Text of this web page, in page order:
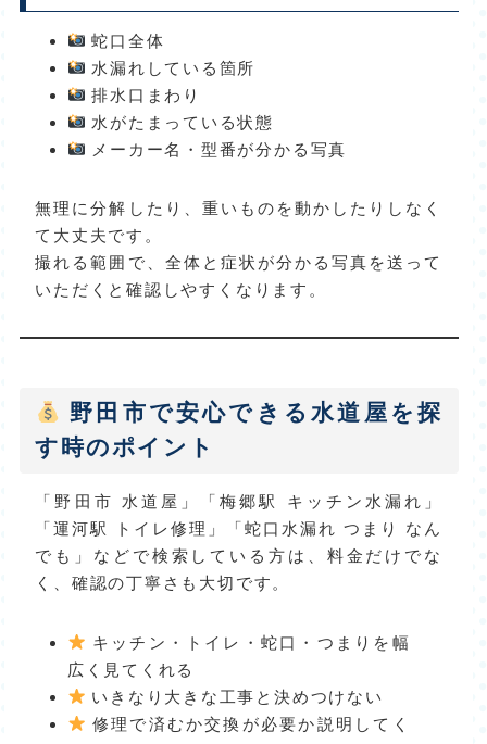
蛇口全体
水漏れしている箇所
排水口まわり
水がたまっている状態
メーカー名・型番が分かる写真
無理に分解したり、重いものを動かしたりしなく
て大丈夫です。
撮れる範囲で、全体と症状が分かる写真を送って
いただくと確認しやすくなります。
野田市で安心できる水道屋を探
す時のポイント
「野田市 水道屋」「梅郷駅 キッチン水漏れ」
「運河駅 トイレ修理」「蛇口水漏れ つまり なん
でも」などで検索している方は、料金だけでな
く、確認の丁寧さも大切です。
キッチン・トイレ・蛇口・つまりを幅
広く見てくれる
いきなり大きな工事と決めつけない
修理で済むか交換が必要か説明してく